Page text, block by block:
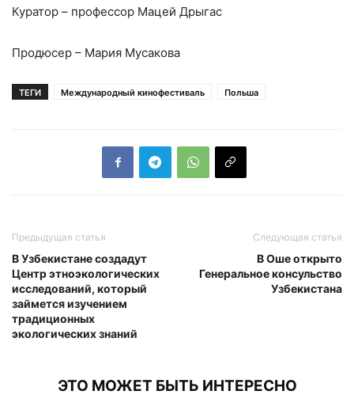
Куратор – профессор Мацей Дрыгас
Продюсер – Мария Мусакова
ТЕГИ Международный кинофестиваль Польша
Предыдущая статья
В Узбекистане создадут
Центр этноэкологических
исследований, который
займется изучением
традиционных
экологических знаний
Следующая статья
В Оше открыто
Генеральное консульство
Узбекистана
ЭТО МОЖЕТ БЫТЬ ИНТЕРЕСНО